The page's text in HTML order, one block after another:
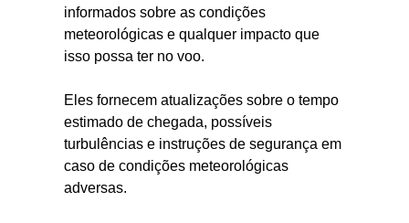
informados sobre as condições
meteorológicas e qualquer impacto que
isso possa ter no voo.
Eles fornecem atualizações sobre o tempo
estimado de chegada, possíveis
turbulências e instruções de segurança em
caso de condições meteorológicas
adversas.